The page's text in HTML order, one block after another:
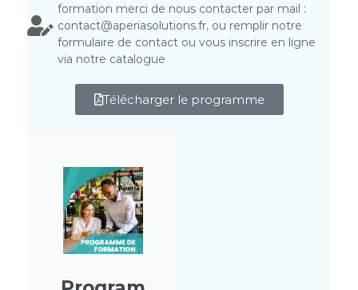
formation merci de nous contacter par mail :
contact@aperiasolutions.fr, ou remplir notre
formulaire de contact ou vous inscrire en ligne
via notre catalogue
Télécharger le programme